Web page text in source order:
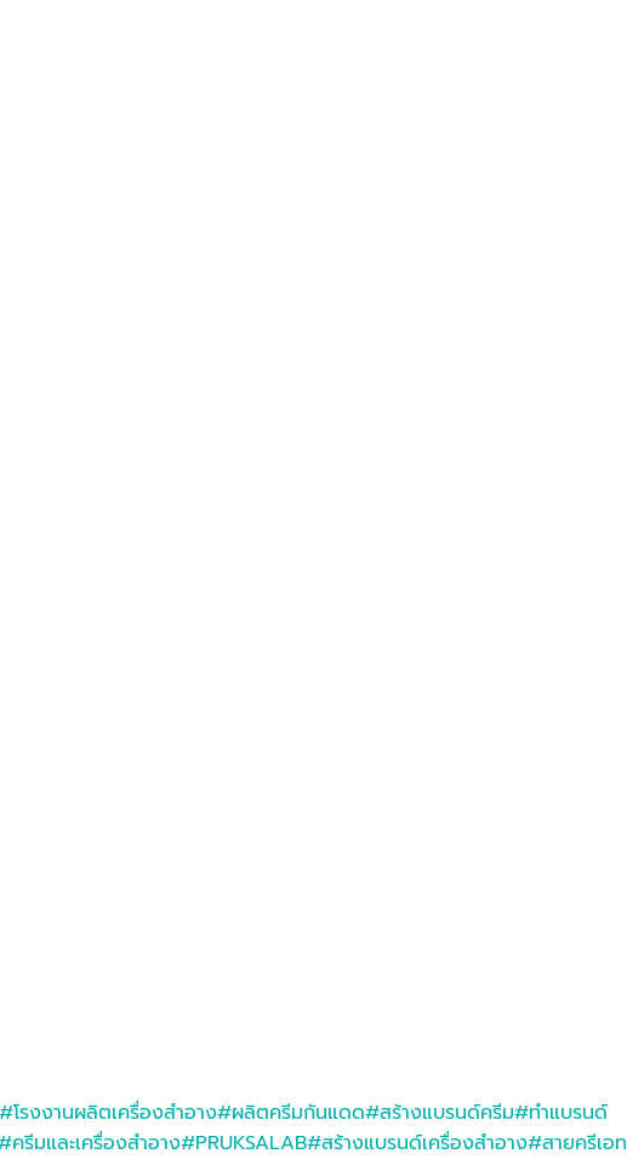
#โรงงานผลิตเครื่องสำอาง#ผลิตครีมกันแดด#สร้างแบรนด์ครีม#ทำแบรนด์
ครีมและเครื่องสำอาง#PRUKSALAB#สร้างแบรนด์เครื่องสำอาง#สายครีเอท